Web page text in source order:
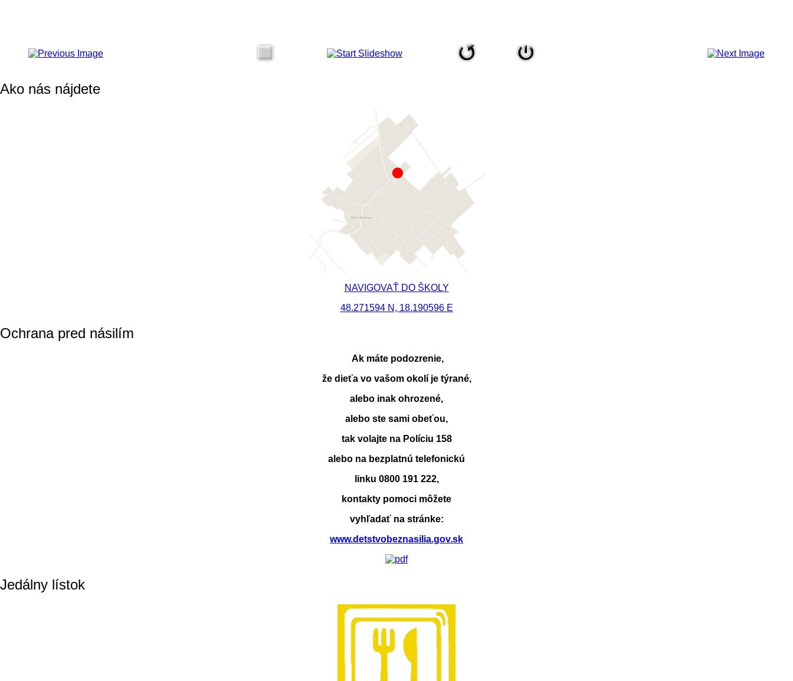
Ako nás nájdete
NAVIGOVAŤ DO ŠKOLY
48.271594 N, 18.190596 E
Ochrana pred násilím
Ak máte podozrenie,
že dieťa vo vašom okolí je týrané,
alebo inak ohrozené,
alebo ste sami obeťou,
tak volajte na Políciu 158
alebo na bezplatnú telefonickú
linku 0800 191 222,
kontakty pomoci môžete
vyhľadať na stránke:
www.detstvobeznasilia.gov.sk
Jedálny lístok